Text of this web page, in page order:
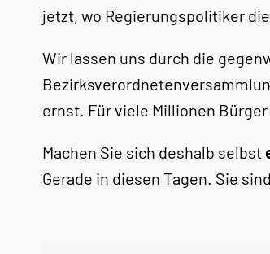
jetzt, wo Regierungspolitiker
Wir lassen uns durch die
ernst. Für viele Millionen
Machen Sie sich deshalb selbst
Gerade in diesen Tagen. Sie